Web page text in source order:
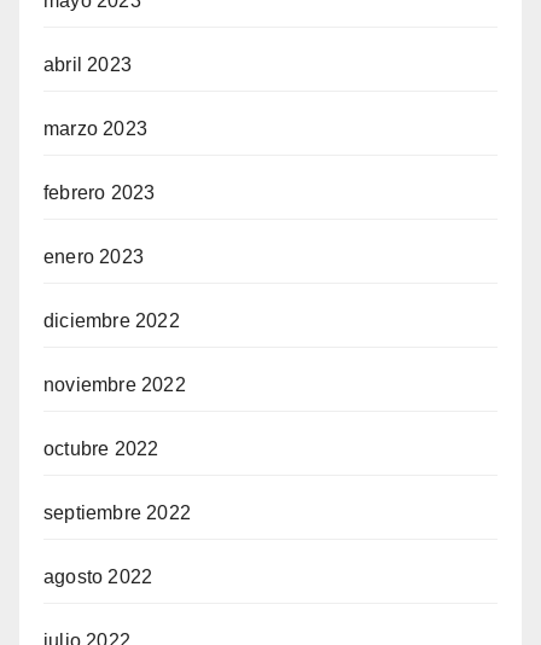
abril 2023
marzo 2023
febrero 2023
enero 2023
diciembre 2022
noviembre 2022
octubre 2022
septiembre 2022
agosto 2022